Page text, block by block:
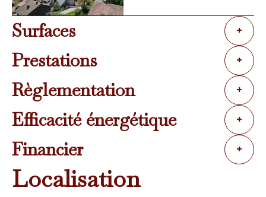
Surfaces +
Prestations +
Règlementation +
Efficacité énergétique +
Financier +
Localisation